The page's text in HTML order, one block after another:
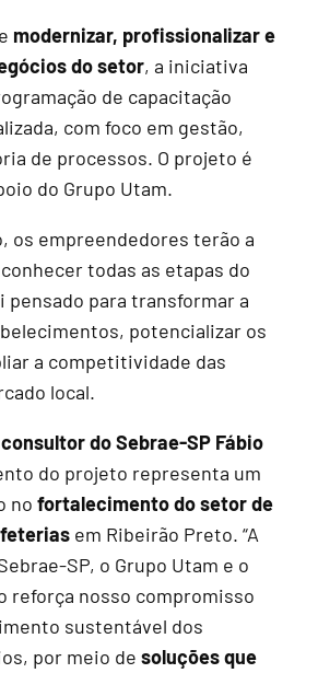
modernizar, profissionalizar e
do setor, a iniciativa
de capacitação
com foco em gestão,
de processos. O projeto é
do Grupo Utam.
os empreendedores terão a
todas as etapas do
pensado para transformar a
potencializar os
a competitividade das
local.
consultor do Sebrae-SP Fábio
do projeto representa um
nofortalecimento do setor de
em Ribeirão Preto. “A
SP, o Grupo Utam e o
reforça nosso compromisso
sustentável dos
por meio desoluções que